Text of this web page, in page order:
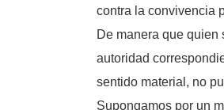
contra la convivencia
De manera que
autoridad
sentido material, no
Supongamos por un